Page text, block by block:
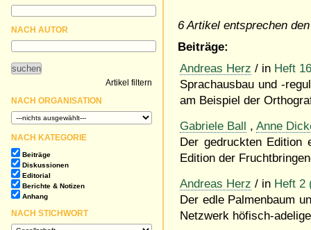
6 Artikel entsprechen
Beiträge:
Andreas Herz / in Heft
Sprachausbau und -
am Beispiel der
Gabriele Ball , Anne
Der gedruckten Edition
Edition der
Andreas Herz / in Heft 2
Der edle Palmenbaum
Netzwerk höfisch-
NACH AUTOR
Artikel filtern
NACH ORGANISATION
NACH KATEGORIE
Beiträge
Diskussionen
Editorial
Berichte & Notizen
Anhang
NACH STICHWORT